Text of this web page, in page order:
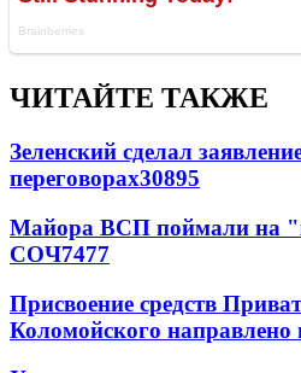
ЧИТАЙТЕ ТАКЖЕ
Зеленский сделал
переговорах30895
Майора ВСП поймали на
СОЧ7477
Присвоение средств
Коломойского направлено